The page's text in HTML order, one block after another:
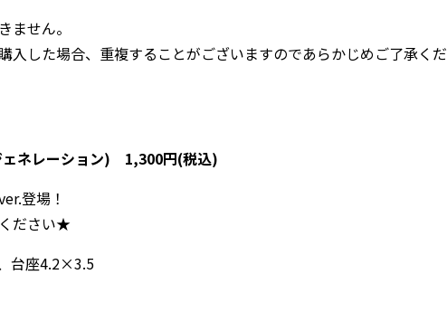
せん。
入した場合、重複することがございますのであらかじめご了承くだ
ネレーション) 1,300円(税込)
登場！
ださい★
台座4.2×3.5